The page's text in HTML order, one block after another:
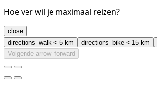
Hoe ver wil je maximaal reizen?
close
directions_walk < 5 km directions_bike < 15 km
Volgende arrow_forward